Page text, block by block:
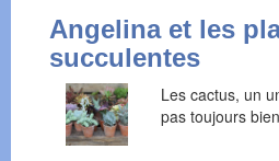
Angelina et les
succulentes
Les cactus, un
pas toujours